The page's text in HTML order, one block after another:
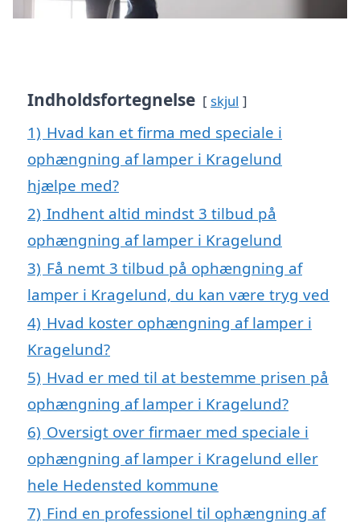
Indholdsfortegnelse skjul
1) Hvad kan et firma med speciale i
ophængning af lamper i Kragelund
hjælpe med?
2) Indhent altid mindst 3 tilbud på
ophængning af lamper i Kragelund
3) Få nemt 3 tilbud på ophængning af
lamper i Kragelund, du kan være tryg ved
4) Hvad koster ophængning af lamper i
Kragelund?
5) Hvad er med til at bestemme prisen på
ophængning af lamper i Kragelund?
6) Oversigt over firmaer med speciale i
ophængning af lamper i Kragelund eller
hele Hedensted kommune
7) Find en professionel til ophængning af